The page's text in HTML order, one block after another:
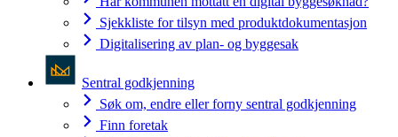
Sjekkliste for tilsyn med produktdokumentasjon
Digitalisering av plan- og byggesak
Sentral godkjenning
Søk om, endre eller forny sentral godkjenning
Finn foretak